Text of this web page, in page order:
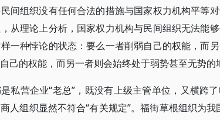
间组织没有任何合法的措施与国家权力机构平等
从理论上分析，国家权力机构与民间组织无法能
一种悖论的状态：要么一者削弱自己的权能，而
己的权能，而另一者则会始终处于弱势甚至无势的
私营企业“老总”，既没有上级主管单位，又横跨
人组织显然不符合“有关规定”。福街草根组织为